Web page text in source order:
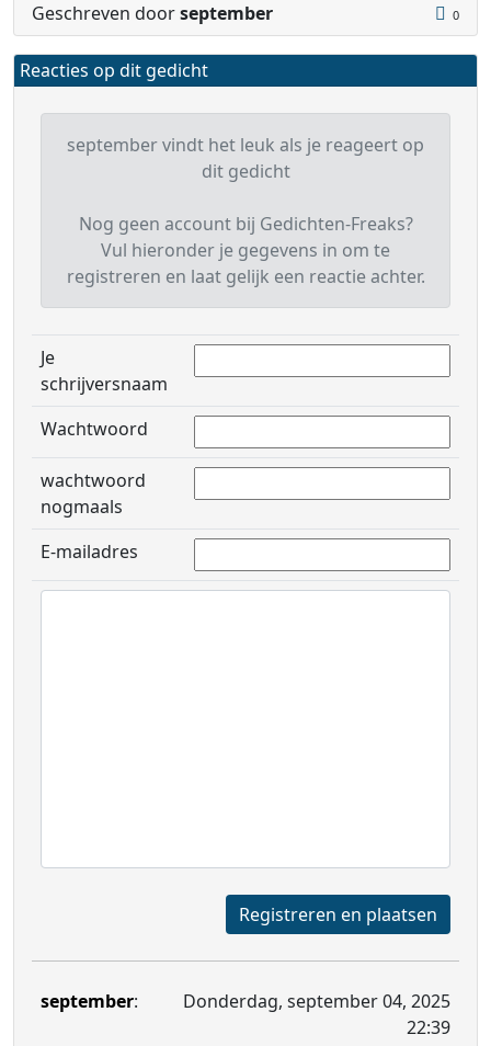
Geschreven doorseptember 0
Reacties op dit gedicht
september vindt het leuk als je reageert op
dit gedicht
Nog geen account bij Gedichten-Freaks?
Vul hieronder je gegevens in om te
registreren en laat gelijk een reactie achter.
Je
schrijversnaam
Wachtwoord
wachtwoord
nogmaals
E-mailadres
Registreren en plaatsen
september:
Donderdag, september 04, 2025
22:39